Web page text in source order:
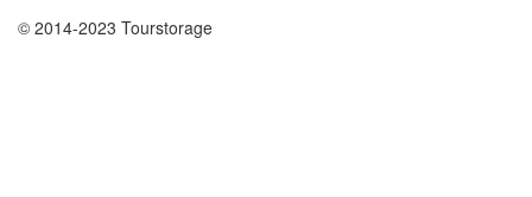
© 2014-2023 Tourstorage